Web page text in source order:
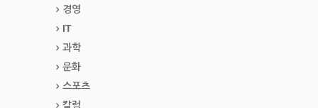
경영
IT
과학
문화
스포츠
칼럼